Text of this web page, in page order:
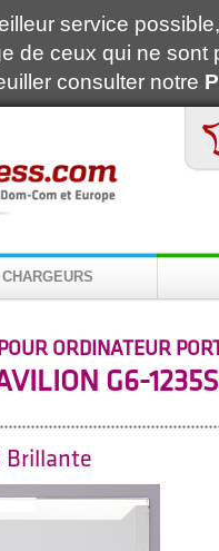
service
de ceux qui ne
consulter notre
CHARGEURS
ORDINATEUR
G6-
Brillante